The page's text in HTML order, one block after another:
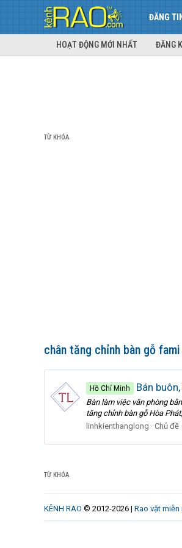
ĐĂNG TIN
HOẠT ĐỘNG MỚI NHẤT ĐĂNG
TỪ KHÓA
chân tăng chỉnh bàn gỗ
Hồ Chí Minh Bán
Bàn làm việc văn phòng
tăng chỉnh bàn gỗ Hòa
linhkienthanglong
Chủ đề
TỪ KHÓA
KÊNH RAO © 2012-2026 | Rao vặt miễn